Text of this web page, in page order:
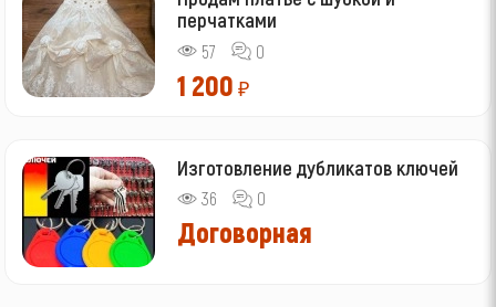
перчатками
57 0
1 200 ₽
Изготовление дубликатов ключей
36 0
Договорная